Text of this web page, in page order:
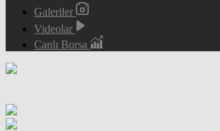
Galeriler
Videolar
Canlı Borsa